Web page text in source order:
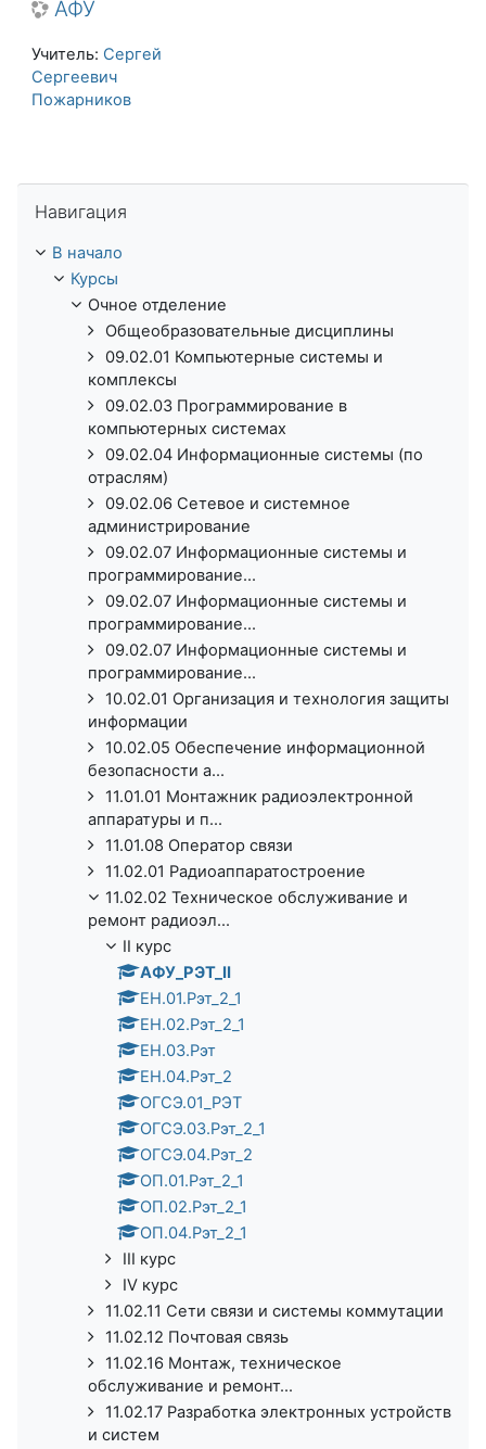
АФУ
Учитель: Сергей
Сергеевич
Пожарников
Навигация
В начало
Курсы
Очное отделение
Общеобразовательные дисциплины
09.02.01 Компьютерные системы и
комплексы
09.02.03 Программирование в
компьютерных системах
09.02.04 Информационные системы (по
отраслям)
09.02.06 Сетевое и системное
администрирование
09.02.07 Информационные системы и
программирование...
09.02.07 Информационные системы и
программирование...
09.02.07 Информационные системы и
программирование...
10.02.01 Организация и технология защиты
информации
10.02.05 Обеспечение информационной
безопасности а...
11.01.01 Монтажник радиоэлектронной
аппаратуры и п...
11.01.08 Оператор связи
11.02.01 Радиоаппаратостроение
11.02.02 Техническое обслуживание и
ремонт радиоэл...
II курс
АФУ_РЭТ_II
ЕН.01.Рэт_2_1
ЕН.02.Рэт_2_1
ЕН.03.Рэт
ЕН.04.Рэт_2
ОГСЭ.01_РЭТ
ОГСЭ.03.Рэт_2_1
ОГСЭ.04.Рэт_2
ОП.01.Рэт_2_1
ОП.02.Рэт_2_1
ОП.04.Рэт_2_1
III курс
IV курс
11.02.11 Сети связи и системы коммутации
11.02.12 Почтовая связь
11.02.16 Монтаж, техническое
обслуживание и ремонт...
11.02.17 Разработка электронных устройств
и систем